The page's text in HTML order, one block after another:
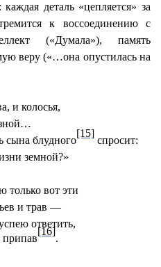
деталь «цепляется» за
к воссоединению с
(«Думала»), память
веру («…она опустилась на
и колосья,
сына блудного
[15]
спросит:
земной?»
только вот эти
и трав —
ответить,
[16]
.